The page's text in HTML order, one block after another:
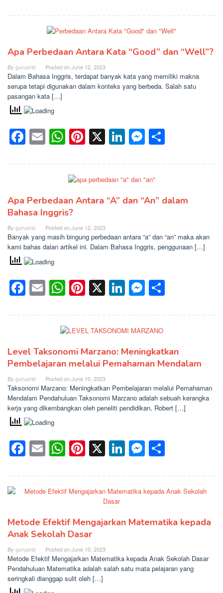
Apa Perbedaan Antara Kata “Good” dan “Well”?
By guruorid Posted onJune 12, 2023
Dalam Bahasa Inggris, terdapat banyak kata yang memiliki makna
serupa tetapi digunakan dalam konteks yang berbeda. Salah satu
pasangan kata […]
Facebook
EmailWhatsApp
Pinterest
X LinkedIn
Apa Perbedaan Antara “A” dan “An” dalam
Bahasa Inggris?
By guruorid Posted onJune 12, 2023
Banyak yang masih bingung perbedaan antara “a” dan “an” maka akan
kami bahas dalan artikel ini. Dalam Bahasa Inggris, penggunaan […]
Facebook
EmailWhatsApp
Pinterest
X LinkedIn
Level Taksonomi Marzano: Meningkatkan
Pembelajaran melalui Pemahaman Mendalam
By guruorid Posted onJune 10, 2023
Taksonomi Marzano: Meningkatkan Pembelajaran melalui Pemahaman
Mendalam Pendahuluan Taksonomi Marzano adalah sebuah kerangka
kerja yang dikembangkan oleh peneliti pendidikan, Robert […]
Facebook
EmailWhatsApp
Pinterest
X LinkedIn
Metode Efektif Mengajarkan Matematika kepada
Anak Sekolah Dasar
By guruorid Posted onJune 10, 2023
Metode Efektif Mengajarkan Matematika kepada Anak Sekolah Dasar
Pendahuluan Matematika adalah salah satu mata pelajaran yang
seringkali dianggap sulit oleh […]